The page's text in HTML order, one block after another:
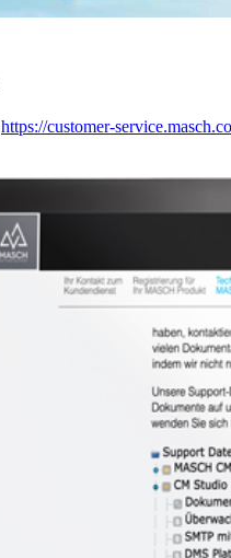
https://customer-